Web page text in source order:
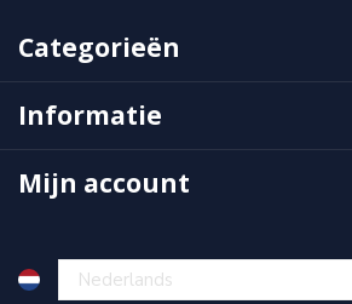
Categorieën
Informatie
Mijn account